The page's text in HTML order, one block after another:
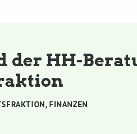
der HH-
, FINANZEN